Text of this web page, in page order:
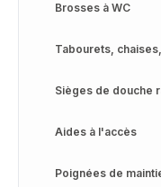
Brosses à WC
Tabourets,
Sièges de douche
Aides à l'accès
Poignées de